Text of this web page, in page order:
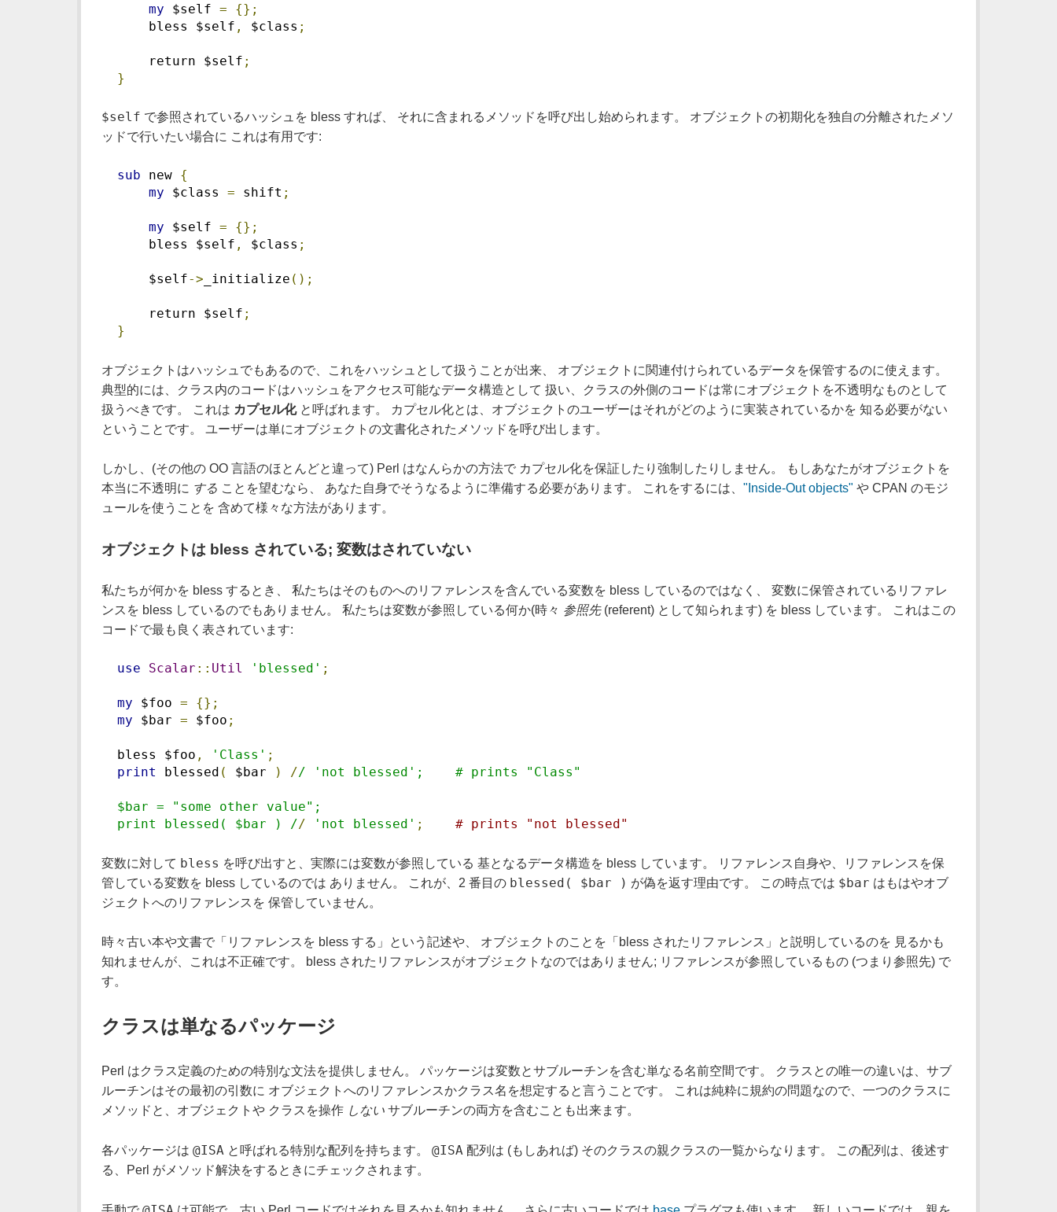
my $self =
{};
bless $self , $class ;
return $self ;
}
$self で参照されているハッシュを bless すれば、 それに含まれるメソッドを呼び出し始められます。 オブジェクトの初期化を独自の分離されたメソ
ッドで行いたい場合に これは有用です:
sub new {
my $class = shift ;
my $self =
{};
bless $self , $class ;
$self-> _initialize ();
return $self ;
}
オブジェクトはハッシュでもあるので、これをハッシュとして扱うことが出来、 オブジェクトに関連付けられているデータを保管するのに使えます。
典型的には、クラス内のコードはハッシュをアクセス可能なデータ構造として 扱い、クラスの外側のコードは常にオブジェクトを不透明なものとして
扱うべきです。 これは カプセル化と呼ばれます。 カプセル化とは、オブジェクトのユーザーはそれがどのように実装されているかを 知る必要がない
ということです。 ユーザーは単にオブジェクトの文書化されたメソッドを呼び出します。
しかし、(その他の OO 言語のほとんどと違って) Perl はなんらかの方法で カプセル化を保証したり強制したりしません。 もしあなたがオブジェクトを
本当に不透明に する ことを望むなら、 あなた自身でそうなるように準備する必要があります。 これをするには、 "Inside-Out objects" や CPAN のモジ
ュールを使うことを 含めて様々な方法があります。
オブジェクトは bless されている; 変数はされていない
私たちが何かを bless するとき、 私たちはそのものへのリファレンスを含んでいる変数を bless しているのではなく、 変数に保管されているリファレ
ンスを bless しているのでもありません。 私たちは変数が参照している何か(時々 参照先(referent) として知られます) を bless しています。 これはこの
コードで最も良く表されています:
use Scalar :: Util 'blessed' ;
my $foo =
{};
my $bar = $foo ;
bless $foo , 'Class' ;
print blessed ( $bar ) // 'not blessed';    # prints "Class"
$bar = "some other value";
print blessed( $bar ) // 'not blessed' ; # prints "not blessed"
変数に対して bless を呼び出すと、実際には変数が参照している 基となるデータ構造を bless しています。 リファレンス自身や、リファレンスを保
管している変数を bless しているのでは ありません。 これが、2 番目の blessed( $bar ) が偽を返す理由です。 この時点では $bar はもはやオブ
ジェクトへのリファレンスを 保管していません。
時々古い本や文書で「リファレンスを bless する」という記述や、 オブジェクトのことを「bless されたリファレンス」と説明しているのを 見るかも
知れませんが、これは不正確です。 bless されたリファレンスがオブジェクトなのではありません; リファレンスが参照しているもの (つまり参照先) で
す。
クラスは単なるパッケージ
Perl はクラス定義のための特別な文法を提供しません。 パッケージは変数とサブルーチンを含む単なる名前空間です。 クラスとの唯一の違いは、サブ
ルーチンはその最初の引数に オブジェクトへのリファレンスかクラス名を想定すると言うことです。 これは純粋に規約の問題なので、一つのクラスに
メソッドと、オブジェクトや クラスを操作 しないサブルーチンの両方を含むことも出来ます。
各パッケージは @ISA と呼ばれる特別な配列を持ちます。 @ISA 配列は (もしあれば) そのクラスの親クラスの一覧からなります。 この配列は、後述す
る、Perl がメソッド解決をするときにチェックされます。